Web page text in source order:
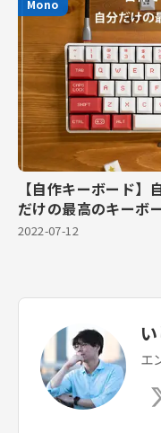
Mono
【自作キーボード
だけの最高のキーボ
2022-07-12
エ